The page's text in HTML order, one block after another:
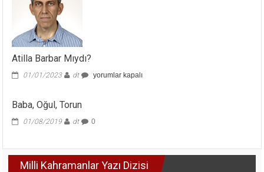
Atilla Barbar Mıydı?
01/01/2023 dt
Atilla
yorumlar kapalı
Baba, Oğul, Torun
01/08/2019 dt 0
Milli Kahramanlar Yazı Dizisi